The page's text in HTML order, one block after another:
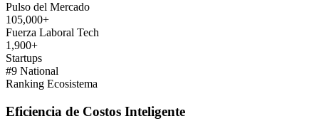
Pulso del Mercado
105,000+
Fuerza Laboral Tech
1,900+
Startups
#9 National
Ranking Ecosistema
Eficiencia de Costos Inteligente